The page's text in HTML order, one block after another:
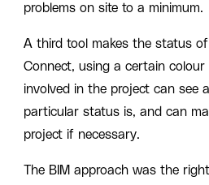
problems on site to a minimum.
A third tool makes the status
Connect, using a certain
involved in the project can see
particular status is, and can
project if necessary.
The BIM approach was the